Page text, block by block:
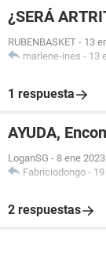
¿SERÁ
RUBENBASKET - 13
marlene-ines - 13
1 respuesta
AYUDA,
LoganSG - 8 ene
Fabriciodongo -
2 respuestas